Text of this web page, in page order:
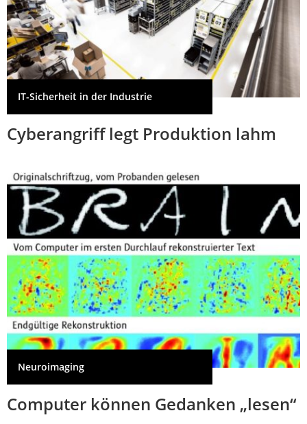
IT-Sicherheit in der Industrie
Cyberangriff legt Produktion lahm
Neuroimaging
Computer können Gedanken „lesen“